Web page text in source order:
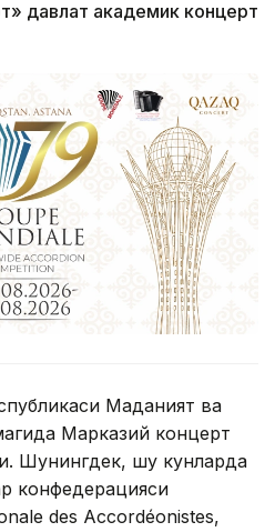
давлат академик концерт
Маданият ва
Марказий концерт
Шунингдек, шу кунларда
конфедерацияси
des Accordéonistes,